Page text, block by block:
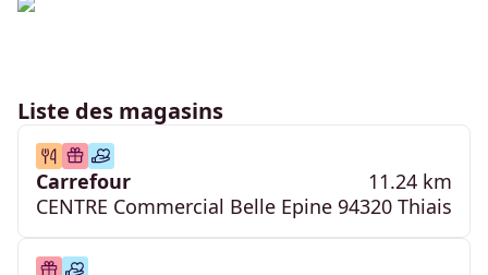
Liste des magasins
Carrefour
11.24 km
CENTRE Commercial Belle Epine 94320 Thiais